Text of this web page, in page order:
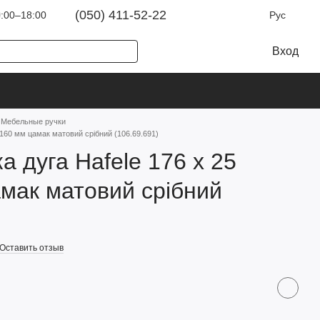
(050) 411-52-22 Рус
Вход
Мебельные ручки
мм цамак матовий срібний (106.69.691)
дуга Hafele 176 х 25
матовий срібний
Оставить отзыв